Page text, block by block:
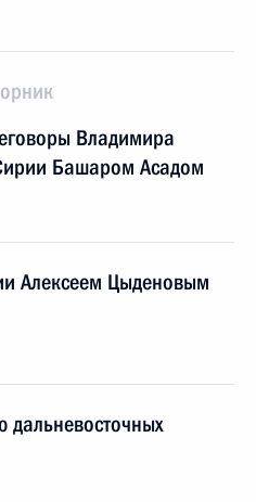
Владимира
Башаром Асадом
Алексеем Цыденовым